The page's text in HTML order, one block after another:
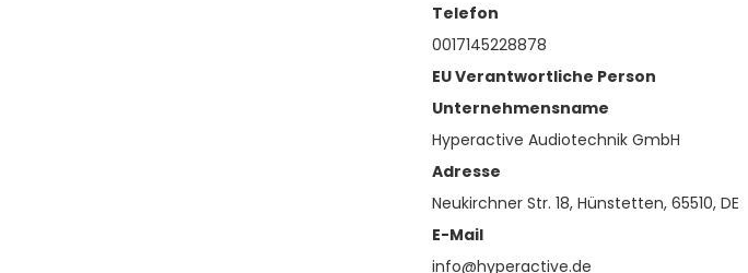
Telefon
0017145228878
EU Verantwortliche Person
Unternehmensname
Hyperactive Audiotechnik GmbH
Adresse
Neukirchner Str. 18, Hünstetten, 65510, DE
E-Mail
info@hyperactive.de